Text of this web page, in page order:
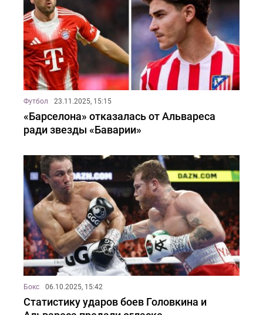
Футбол 23.11.2025, 15:15
«Барселона» отказалась от Альвареса
ради звезды «Баварии»
Бокс 06.10.2025, 15:42
Статистику ударов боев Головкина и